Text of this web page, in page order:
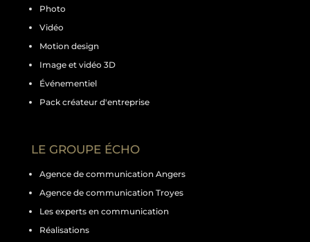
Photo
Vidéo
Motion design
Image et vidéo 3D
Événementiel
Pack créateur d'entreprise
LE GROUPE ÉCHO
Agence de communication Angers
Agence de communication Troyes
Les experts en communication
Réalisations